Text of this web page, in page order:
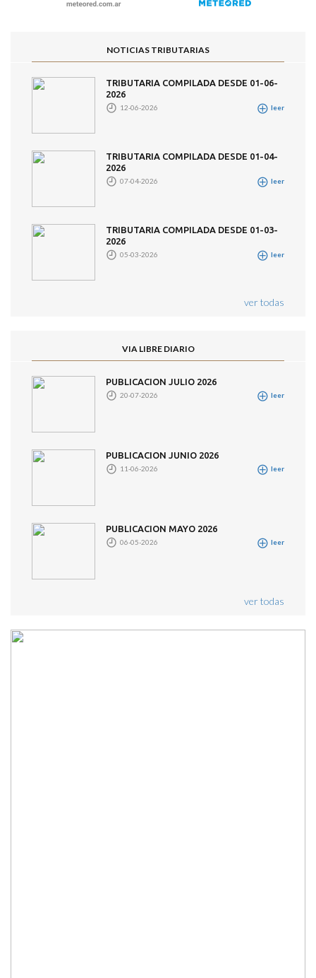
NOTICIAS TRIBUTARIAS
TRIBUTARIA COMPILADA DESDE 01-06-
2026
12-06-2026 leer
TRIBUTARIA COMPILADA DESDE 01-04-
2026
07-04-2026 leer
TRIBUTARIA COMPILADA DESDE 01-03-
2026
05-03-2026 leer
ver todas
VIA LIBRE DIARIO
PUBLICACION JULIO 2026
20-07-2026 leer
PUBLICACION JUNIO 2026
11-06-2026 leer
PUBLICACION MAYO 2026
06-05-2026 leer
ver todas